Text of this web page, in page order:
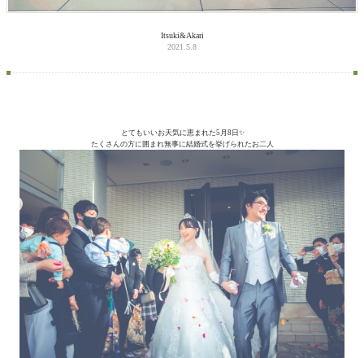
Itsuki&Akari
2021.5.8
とてもいいお天気に恵まれた5月8日✨
たくさんの方に囲まれ無事に結婚式を挙げられたお二人